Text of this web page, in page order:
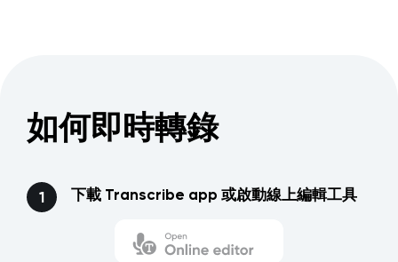
如何即時轉錄
下載 Transcribe app 或啟動線上編輯工具